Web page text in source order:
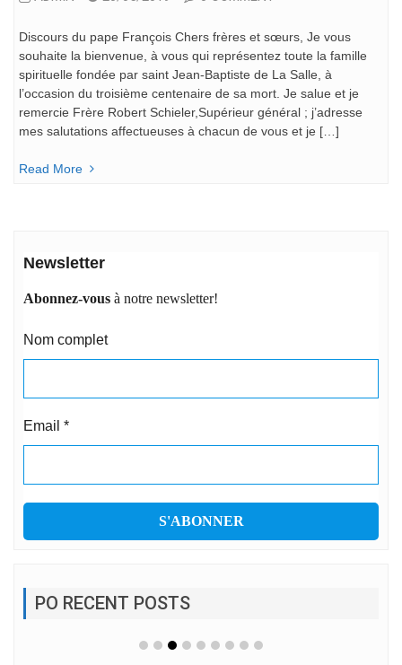
Discours du pape François Chers frères et sœurs, Je vous
souhaite la bienvenue, à vous qui représentez toute la famille
spirituelle fondée par saint Jean-Baptiste de La Salle, à
l’occasion du troisième centenaire de sa mort. Je salue et je
remercie Frère Robert Schieler,Supérieur général ; j’adresse
mes salutations affectueuses à chacun de vous et je […]
Read More
Newsletter
Abonnez-vous à notre newsletter!
Nom complet
Email *
PO RECENT POSTS